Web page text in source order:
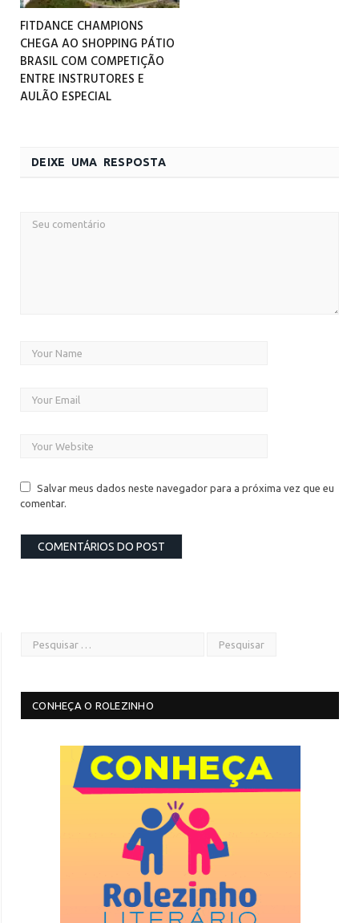
FITDANCE CHAMPIONS
CHEGA AO SHOPPING PÁTIO
BRASIL COM COMPETIÇÃO
ENTRE INSTRUTORES E
AULÃO ESPECIAL
DEIXE UMA RESPOSTA
Salvar meus dados neste navegador para a próxima vez que eu
comentar.
CONHEÇA O ROLEZINHO